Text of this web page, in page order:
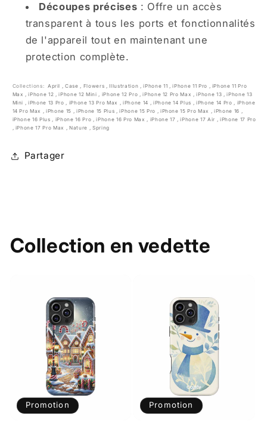
Découpes précises : Offre un accès
transparent à tous les ports et fonctionnalités
de l'appareil tout en maintenant une
protection complète.
Collections: April ,Case Flowers ,Illustration ,iPhone 11 ,iPhone 11 Pro
iPhone 11 Pro
Max
,iPhone 12 ,iPhone 12 Mini iPhone 12 Pro ,iPhone 12 Pro Max ,iPhone 13 ,iPhone 13
Mini
,iPhone 13 Pro iPhone 13 Pro Max iPhone 14 iPhone 14 Plus ,iPhone 14 Pro
iPhone
14 Pro Max
,iPhone 15 ,iPhone 15 Plus ,iPhone 15 Pro iPhone 15 Pro Max ,iPhone 16
iPhone 16 Plus
iPhone 16 Pro ,iPhone 16 Pro Max iPhone 17 ,iPhone 17 Air ,iPhone 17 Pro
iPhone 17 Pro Max ,Nature Spring
Partager
Collection en vedette
Promotion Promotion